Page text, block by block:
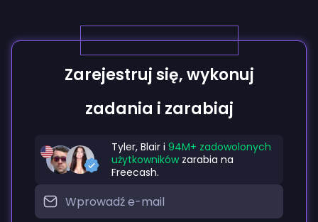
Zarejestruj się, wykonuj
zadania i zarabiaj
Tyler, Blair i 94M+ zadowolonych
użytkownikówzarabia na
Freecash.